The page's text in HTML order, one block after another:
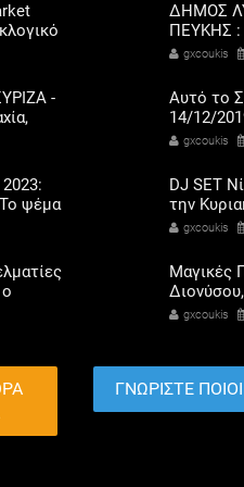
οι
-
ψέμα
ΔΗΜΟΣ
ΠΕΥΚΗΣ :
του
gxcoukis
Αυτό το
14/12/
μεγάλη
gxcoukis
DJ SET
την
Λιμάνι
gxcoukis
Μαγικές
gxcoukis
ΓΝΩΡΙΣΤΕ